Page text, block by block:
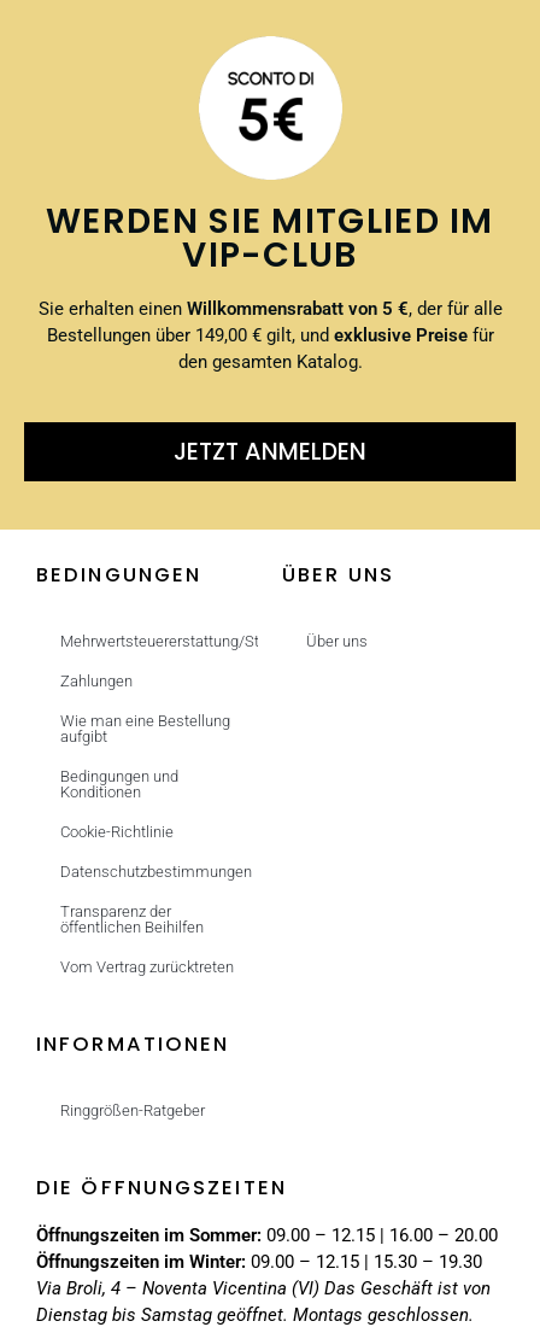
WERDEN SIE MITGLIED IM
VIP-CLUB
Sie erhalten einenWillkommensrabatt von 5 €, der für alle
Bestellungen über 149,00 € gilt, und exklusive Preisefür
den gesamten Katalog.
JETZT ANMELDEN
BEDINGUNGEN
Mehrwertsteuererstattung/Steuerfrei
Zahlungen
Wie man eine Bestellung
aufgibt
Bedingungen und
Konditionen
Cookie-Richtlinie
Datenschutzbestimmungen
Transparenz der
öffentlichen Beihilfen
Vom Vertrag zurücktreten
ÜBER UNS
Über uns
INFORMATIONEN
Ringgrößen-Ratgeber
DIE ÖFFNUNGSZEITEN
Öffnungszeiten im Sommer: 09.00 – 12.15 | 16.00 – 20.00
Öffnungszeiten im Winter: 09.00 – 12.15 | 15.30 – 19.30
Via Broli, 4 – Noventa Vicentina (VI) Das Geschäft ist von
Dienstag bis Samstag geöffnet. Montags geschlossen.